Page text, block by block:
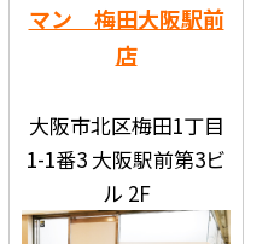
マン 梅田大阪駅前
店
大阪市北区梅田1丁目
1-1番3 大阪駅前第3ビ
ル 2F